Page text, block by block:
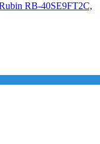
RB-40SE9FT2C,